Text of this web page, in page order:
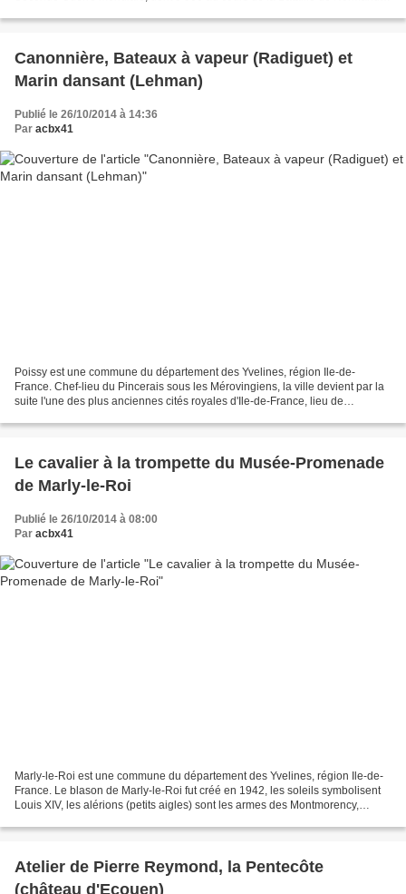
Canonnière, Bateaux à vapeur (Radiguet) et
Marin dansant (Lehman)
Publié le 26/10/2014 à 14:36
Par acbx41
Poissy est une commune du département des Yvelines, région Ile-de-
France. Chef-lieu du Pincerais sous les Mérovingiens, la ville devient par la
suite l'une des plus anciennes cités royales d'Ile-de-France, lieu de
Le cavalier à la trompette du Musée-Promenade
de Marly-le-Roi
Publié le 26/10/2014 à 08:00
Par acbx41
Marly-le-Roi est une commune du département des Yvelines, région Ile-de-
France. Le blason de Marly-le-Roi fut créé en 1942, les soleils symbolisent
Louis XIV, les alérions (petits aigles) sont les armes des Montmorency,
Atelier de Pierre Reymond, la Pentecôte
(château d'Ecouen)